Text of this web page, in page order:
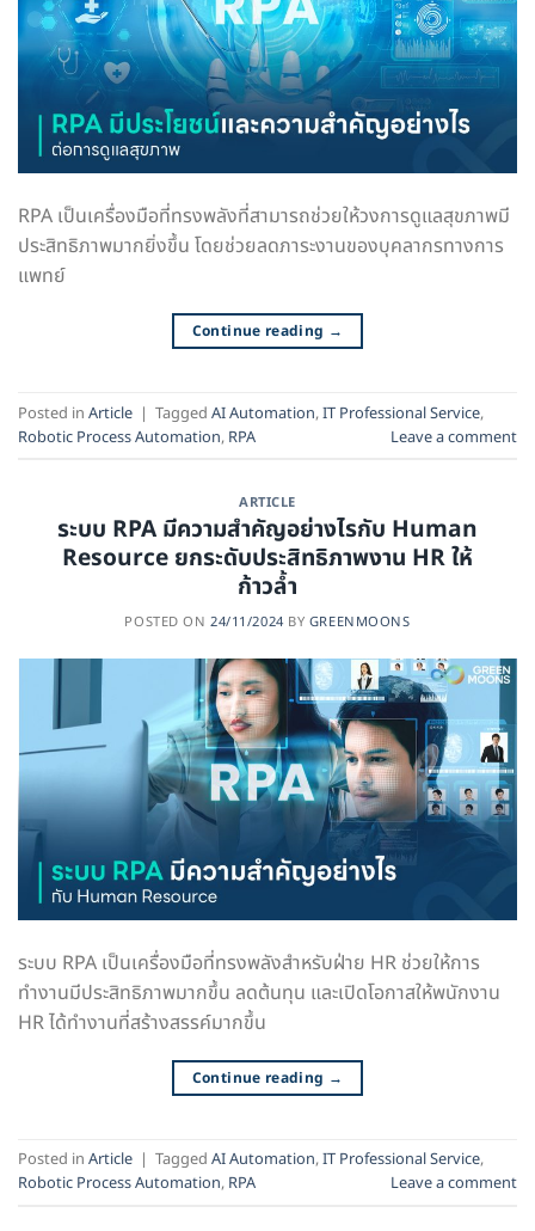
RPA เป็นเครื่องมือที่ทรงพลังที่สามารถช่วยให้วงการดูแลสุขภาพมี
ประสิทธิภาพมากยิ่งขึ้น โดยช่วยลดภาระงานของบุคลากรทางการ
แพทย์
Continue reading →
Posted in Article | Tagged AI Automation,IT Professional Service,
Robotic Process Automation, RPA Leave a comment
ARTICLE
ระบบ RPA มีความสำคัญอย่างไรกับ Human
Resource ยกระดับประสิทธิภาพงาน HR ให้
ก้าวล้ำ
POSTED ON24/11/2024 BY GREENMOONS
ระบบ RPA เป็นเครื่องมือที่ทรงพลังสำหรับฝ่าย HR ช่วยให้การ
ทำงานมีประสิทธิภาพมากขึ้น ลดต้นทุน และเปิดโอกาสให้พนักงาน
HR ได้ทำงานที่สร้างสรรค์มากขึ้น
Continue reading →
Posted in Article | Tagged AI Automation,IT Professional Service,
Robotic Process Automation, RPA Leave a comment